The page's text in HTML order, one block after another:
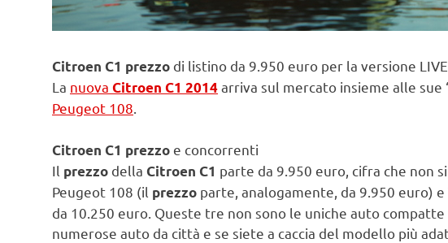
Citroen C1 prezzo di listino da 9.950 euro per la versione
La nuova Citroen C1 2014arriva sul mercato insieme alle sue
Peugeot 108.
Citroen C1 prezzo e concorrenti
Il prezzo della Citroen C1 parte da 9.950 euro, cifra che non
Peugeot 108 (il prezzo parte, analogamente, da 9.950 euro) e
da 10.250 euro. Queste tre non sono le uniche auto
numerose auto da città e se siete a caccia del modello più